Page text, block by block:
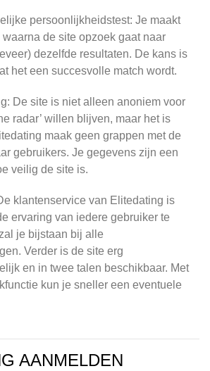
persoonlijkheidstest: Je maakt
de site opzoek gaat naar
dezelfde resultaten. De kans is
het een succesvolle match wordt.
De site is niet alleen anoniem voor
radar’ willen blijven, maar het is
maak geen grappen met de
gebruikers. Je gegevens zijn een
veilig de site is.
klantenservice van Elitedating is
ervaring van iedere gebruiker te
je bijstaan bij alle
Verder is de site erg
en in twee talen beschikbaar. Met
kun je sneller een eventuele
AANMELDEN